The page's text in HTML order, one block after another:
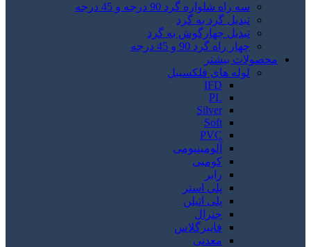
سه راه شلواره گرد 90 درجه و 45 درجه
تبدیل گرد به گرد
تبدیل چهارگوش به گرد
چهار راه گرد 90 و 45 درجه
محصولات بیشتر
لوله های فلکسیبل
IFD
PL
Silver
Soft
PVC
آلومینیومی
کومبی
رابر
پلی استر
پلی اتیلن
جنرال
فایبرگلاس
معدنی